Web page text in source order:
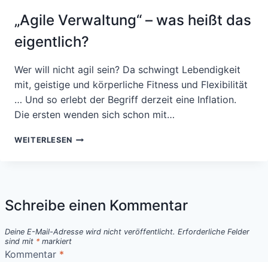
BÜROKRATIEABBAU
DEN
VERSCHIEBEN
„Agile Verwaltung“ – was heißt das
eigentlich?
Wer will nicht agil sein? Da schwingt Lebendigkeit
mit, geistige und körperliche Fitness und Flexibilität
… Und so erlebt der Begriff derzeit eine Inflation.
Die ersten wenden sich schon mit…
WEITERLESEN „AGILE
IGENTLICH?
Schreibe einen Kommentar
Deine E-Mail-Adresse wird nicht veröffentlicht. Erforderliche Felder
sind mit *markiert
Kommentar *